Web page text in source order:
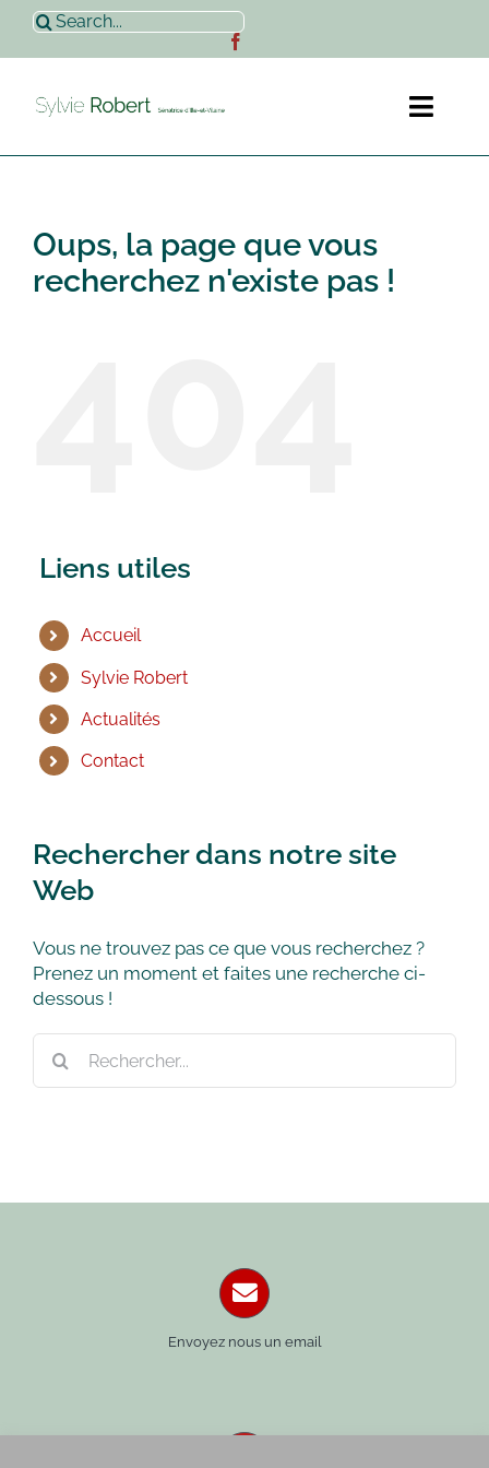
Passer
contenu
Rechercher:
Sylvie Robert
Oups, la page que vous
recherchez n'existe pas !
Liens utiles
Accueil
Sylvie Robert
Actualités
Contact
Rechercher dans notre site
Web
Vous ne trouvez pas ce que vous recherchez ?
Prenez un moment et faites une recherche ci-
dessous !
Envoyez nous un email